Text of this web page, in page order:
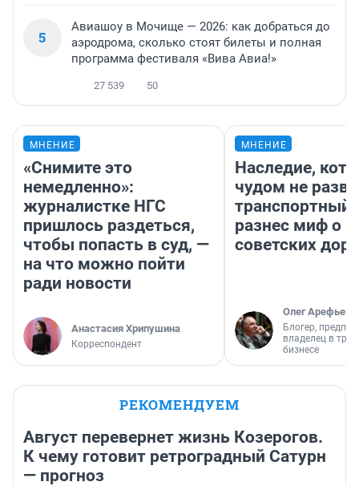
5
Авиашоу в Мочище — 2026: как добраться до
аэродрома, сколько стоят билеты и полная
программа фестиваля «Вива Авиа!»
27 539 50
МНЕНИЕ
«Снимите это
немедленно»:
журналистке НГС
пришлось раздеться,
чтобы попасть в суд, —
на что можно пойти
ради новости
Анастасия Хрипушина
Корреспондент
МНЕНИЕ
Наследие,
чудом не
транспортный
разнес миф о
советских
Олег Арефьев
Блогер,
владелец в
бизнесе
РЕКОМЕНДУЕМ
Август перевернет жизнь Козерогов.
К чему готовит ретроградный Сатурн
— прогноз